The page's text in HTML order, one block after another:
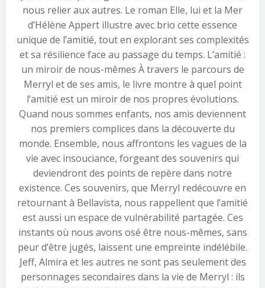
nous relier aux autres. Le roman Elle, lui et la Mer
d’Hélène Appert illustre avec brio cette essence
unique de l’amitié, tout en explorant ses complexités
et sa résilience face au passage du temps. L’amitié :
un miroir de nous-mêmes À travers le parcours de
Merryl et de ses amis, le livre montre à quel point
l’amitié est un miroir de nos propres évolutions.
Quand nous sommes enfants, nos amis deviennent
nos premiers complices dans la découverte du
monde. Ensemble, nous affrontons les vagues de la
vie avec insouciance, forgeant des souvenirs qui
deviendront des points de repère dans notre
existence. Ces souvenirs, que Merryl redécouvre en
retournant à Bellavista, nous rappellent que l’amitié
est aussi un espace de vulnérabilité partagée. Ces
instants où nous avons osé être nous-mêmes, sans
peur d’être jugés, laissent une empreinte indélébile.
Jeff, Almira et les autres ne sont pas seulement des
personnages secondaires dans la vie de Merryl : ils